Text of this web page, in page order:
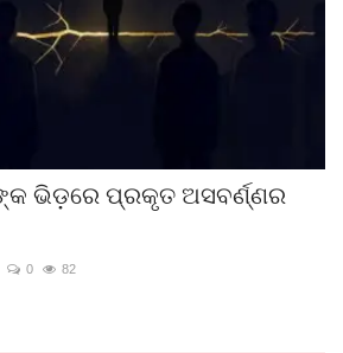
ଭିଡ଼ରେ ପ୍ରକୃତ ଅସବର୍ଣ୍ଣର
0 82